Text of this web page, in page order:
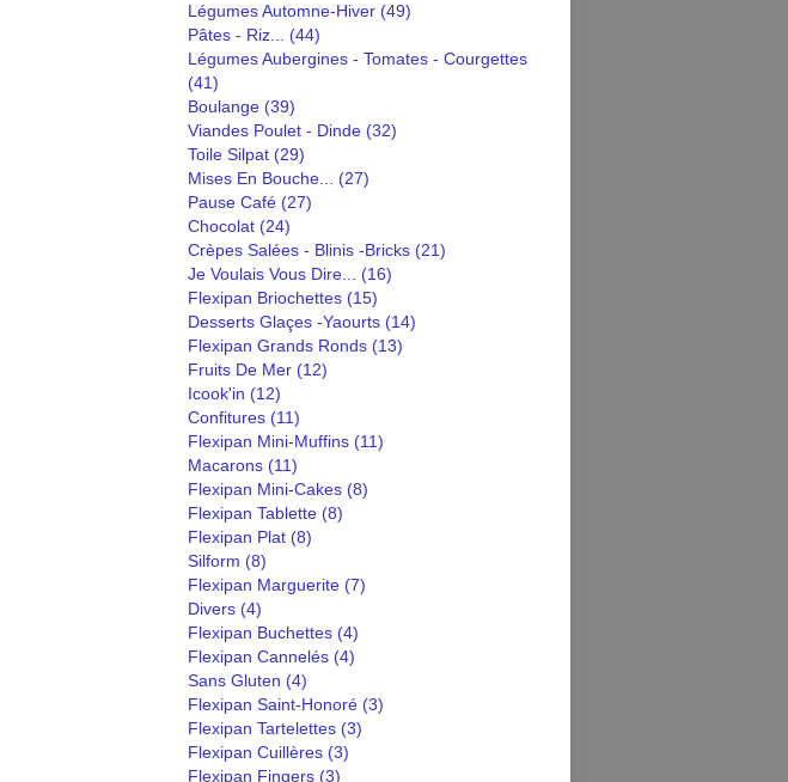
Légumes Automne-Hiver (49)
Pâtes - Riz...
(44)
Légumes Aubergines - Tomates - Courgettes
(41)
Boulange (39)
Viandes Poulet - Dinde (32)
Toile Silpat (29)
Mises En Bouche...
(27)
Pause Café (27)
Chocolat (24)
Crèpes Salées - Blinis -bricks (21)
Je Voulais Vous Dire...
(16)
Flexipan Briochettes (15)
Desserts Glaçes -yaourts (14)
Flexipan Grands Ronds (13)
Fruits De Mer (12)
Icook'in (12)
Confitures (11)
Flexipan Mini-Muffins (11)
Macarons (11)
Flexipan Mini-Cakes (8)
Flexipan Tablette (8)
Flexipan Plat (8)
Silform (8)
Flexipan Marguerite (7)
Divers (4)
Flexipan Buchettes (4)
Flexipan Cannelés (4)
Sans Gluten (4)
Flexipan Saint-Honoré (3)
Flexipan Tartelettes (3)
Flexipan Cuillères (3)
Flexipan Fingers (3)